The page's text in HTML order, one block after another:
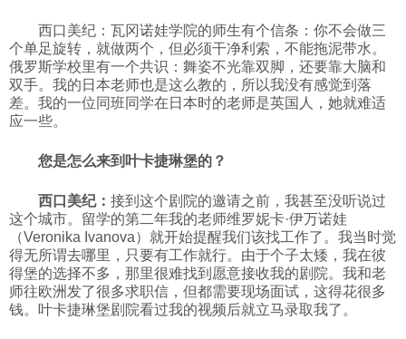
西口美纪：瓦冈诺娃学院的师生有个信条：你不会做三
个单足旋转，就做两个，但必须干净利索，不能拖泥带水。
俄罗斯学校里有一个共识：舞姿不光靠双脚，还要靠大脑和
双手。我的日本老师也是这么教的，所以我没有感觉到落
差。我的一位同班同学在日本时的老师是英国人，她就难适
应一些。
您是怎么来到叶卡捷琳堡的？
西口美纪： 接到这个剧院的邀请之前，我甚至没听说过
这个城市。留学的第二年我的老师维罗妮卡·伊万诺娃
（Veronika Ivanova）就开始提醒我们该找工作了。我当时觉
得无所谓去哪里，只要有工作就行。由于个子太矮，我在彼
得堡的选择不多，那里很难找到愿意接收我的剧院。我和老
师往欧洲发了很多求职信，但都需要现场面试，这得花很多
钱。叶卡捷琳堡剧院看过我的视频后就立马录取我了。